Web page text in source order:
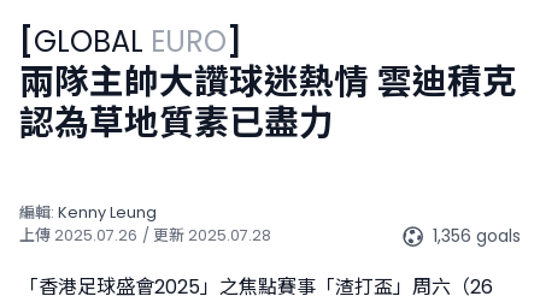
[GLOBAL EURO]
兩隊主帥大讚球迷熱情 雲迪積克
認為草地質素已盡力
編輯: Kenny Leung
上傳2025.07.26 / 更新2025.07.28 1,356 goals
「香港足球盛會2025」之焦點賽事「渣打盃」周六（26